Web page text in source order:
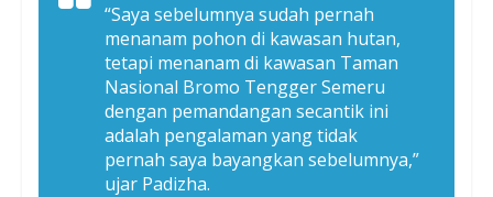
“Saya sebelumnya sudah pernah
menanam pohon di kawasan hutan,
tetapi menanam di kawasan Taman
Nasional Bromo Tengger Semeru
dengan pemandangan secantik ini
adalah pengalaman yang tidak
pernah saya bayangkan sebelumnya,”
ujar Padizha.